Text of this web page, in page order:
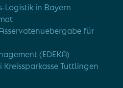
Logistik in Bayern
für
(EDEKA)
Kreissparkasse Tuttlingen